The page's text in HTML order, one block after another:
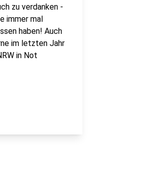
zu verdanken -
immer mal
haben! Auch
im letzten Jahr
in Not